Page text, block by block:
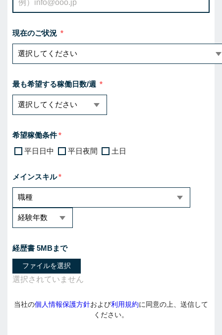
現在のご状況
最も希望する稼働日数/週
希望稼働条件
平日日中
平日夜間 土日
メインスキル
経歴書 5MBまで
ファイルを選択
当社の個人情報保護方針および利用規約に同意の上、送信して
ください。